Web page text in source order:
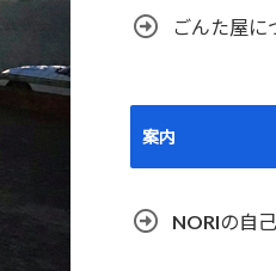
ごんた屋に
案内
NORIの自